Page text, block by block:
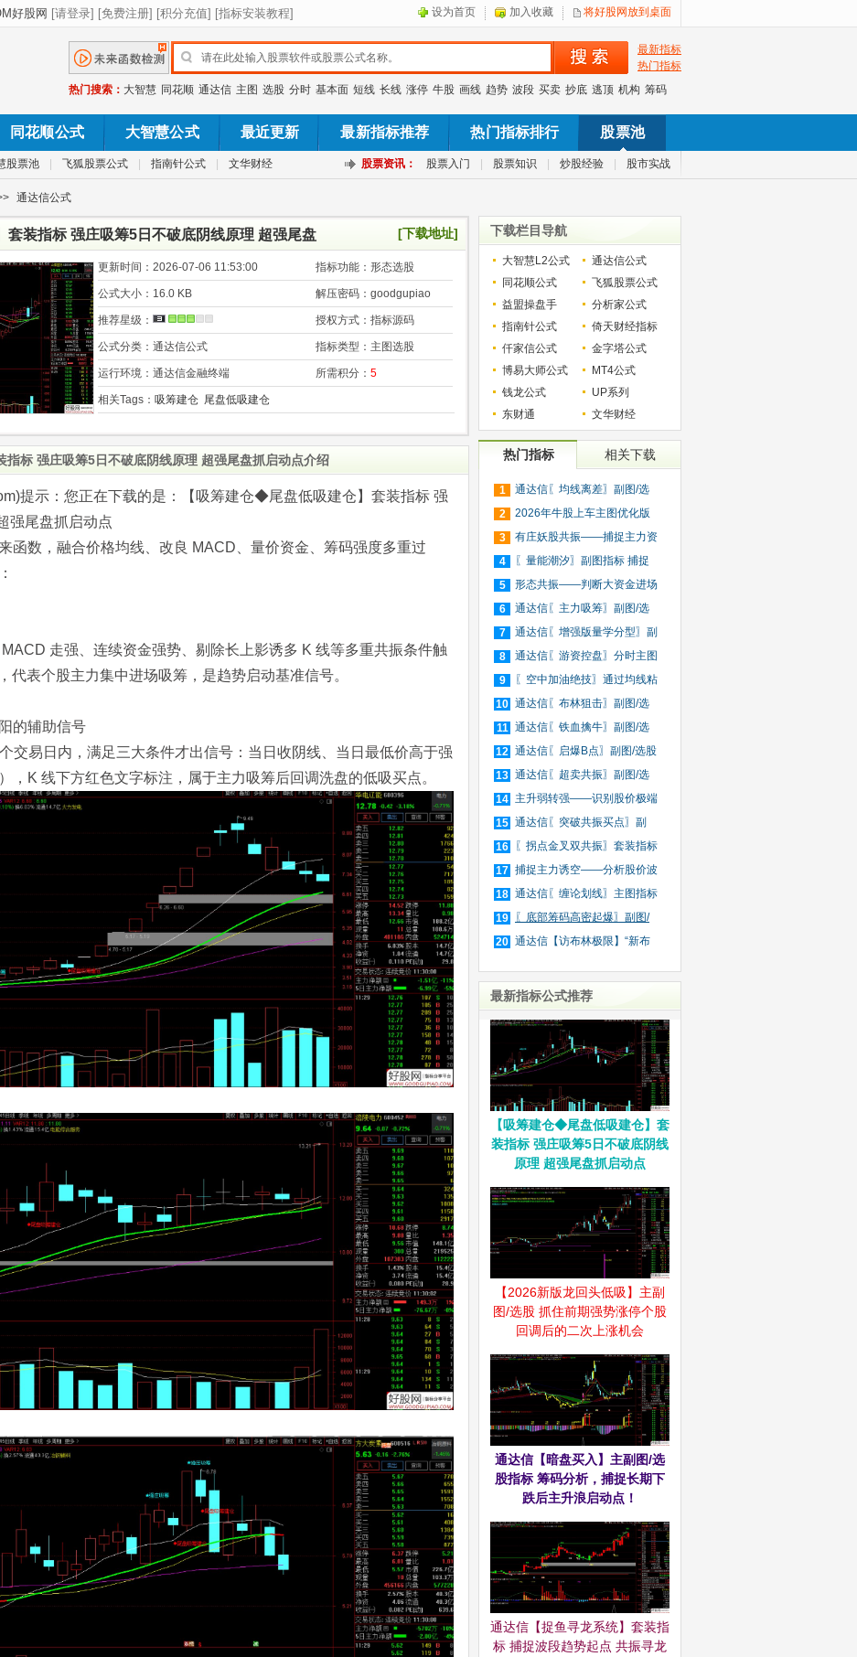
设为首页 加入收藏 将好股网放到桌面
最新指标
热门指标
热门搜索： 大智慧 同花顺 通达信 主图 选股 分时 基本面 短线 长线 涨停 牛股 画线 趋势 波段 买卖 抄底 逃顶 机构 筹码
同花顺公式 大智慧公式 最近更新 最新指标推荐 热门指标排行 股票池
股票池 飞狐股票公式 指南针公式 文华财经 股票资讯： 股票入门 股票知识 炒股经验 股市实战
通达信公式
套装指标 强庄吸筹5日不破底阴线原理 超强尾盘
[下载地址]
更新时间： 2026-07-06 11:53:00 指标功能： 形态选股
公式大小： 16.0 KB 解压密码： goodgupiao
推荐星级： 授权方式： 指标源码
公式分类： 通达信公式 指标类型： 主图选股
运行环境： 通达信金融终端 所需积分： 5
相关Tags： 吸筹建仓 尾盘低吸建仓
指标 强庄吸筹5日不破底阴线原理 超强尾盘抓启动点介绍
提示：您正在下载的是：【吸筹建仓◆尾盘低吸建仓】套装指标 强
强尾盘抓启动点
函数，融合价格均线、改良 MACD、量价资金、筹码强度多重过
走强、连续资金强势、剔除长上影诱多 K 线等多重共振条件触
代表个股主力集中进场吸筹，是趋势启动基准信号。
的辅助信号
交易日内，满足三大条件才出信号：当日收阴线、当日最低价高于强
，K 线下方红色文字标注，属于主力吸筹后回调洗盘的低吸买点。
下载栏目导航
大智慧L2公式
通达信公式
同花顺公式
飞狐股票公式
益盟操盘手
分析家公式
指南针公式
倚天财经指标
仟家信公式
金字塔公式
博易大师公式
MT4公式
钱龙公式
UP系列
东财通
文华财经
热门指标 相关下载
1
通达信〖均线离差〗副图/选
股
2
2026年牛股上车主图优化版
指标
3
有庄妖股共振——捕捉主力资
金
4
〖量能潮汐〗副图指标 捕捉
资
5
形态共振——判断大资金进场
和
6
通达信〖主力吸筹〗副图/选
股
7
通达信〖增强版量学分型〗副
图
8
通达信〖游资控盘〗分时主图
指
9
〖空中加油绝技〗通过均线粘
合
10 通达信〖布林狙击〗副图/选
股
11 通达信〖铁血擒牛〗副图/选
股
12 通达信〖启爆B点〗副图/选股
13 通达信〖超卖共振〗副图/选
股
14 主升弱转强——识别股价极端
波
15 通达信〖突破共振买点〗副
图/
16
〖拐点金叉双共振〗套装指标
17 捕捉主力诱空——分析股价波
动
18 通达信〖缠论划线〗主图指标
19
〖底部筹码高密起爆〗副图/
选
20 通达信【访布林极限】“新布
最新指标公式推荐
【吸筹建仓◆尾盘低吸建仓】套
装指标 强庄吸筹5日不破底阴线
原理 超强尾盘抓启动点
【2026新版龙回头低吸】主副
图/选股 抓住前期强势涨停个股
回调后的二次上涨机会
通达信【暗盘买入】主副图/选
股指标 筹码分析，捕捉长期下
跌后主升浪启动点！
通达信【捉鱼寻龙系统】套装指
标 捕捉波段趋势起点 共振寻龙